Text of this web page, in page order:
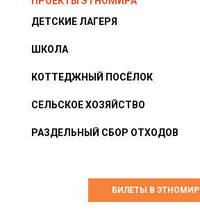
ДЕТСКИЕ ЛАГЕРЯ
ШКОЛА
КОТТЕДЖНЫЙ ПОСЁЛОК
СЕЛЬСКОЕ ХОЗЯЙСТВО
РАЗДЕЛЬНЫЙ СБОР ОТХОДОВ
БИЛЕТЫ В ЭТНОМИР